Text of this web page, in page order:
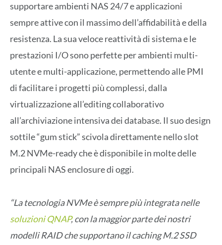
supportare ambienti NAS 24/7 e applicazioni
sempre attive con il massimo dell’affidabilità e della
resistenza. La sua veloce reattività di sistema e le
prestazioni I/O sono perfette per ambienti multi-
utente e multi-applicazione, permettendo alle PMI
di facilitare i progetti più complessi, dalla
virtualizzazione all’editing collaborativo
all’archiviazione intensiva dei database. Il suo design
sottile “gum stick” scivola direttamente nello slot
M.2 NVMe-ready che è disponibile in molte delle
principali NAS enclosure di oggi.
“La tecnologia NVMe è sempre più integrata nelle
soluzioni QNAP, con la maggior parte dei nostri
modelli RAID che supportano il caching M.2 SSD